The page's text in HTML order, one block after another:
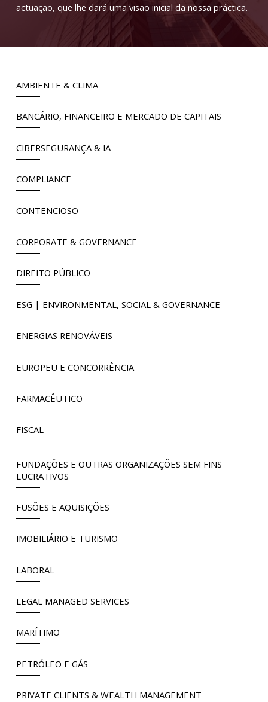
actuação, que lhe dará uma visão inicial da nossa práctica.
AMBIENTE & CLIMA
BANCÁRIO, FINANCEIRO E MERCADO DE CAPITAIS
CIBERSEGURANÇA & IA
COMPLIANCE
CONTENCIOSO
CORPORATE & GOVERNANCE
DIREITO PÚBLICO
ESG | ENVIRONMENTAL, SOCIAL & GOVERNANCE
ENERGIAS RENOVÁVEIS
EUROPEU E CONCORRÊNCIA
FARMACÊUTICO
FISCAL
FUNDAÇÕES E OUTRAS ORGANIZAÇÕES SEM FINS
LUCRATIVOS
FUSÕES E AQUISIÇÕES
IMOBILIÁRIO E TURISMO
LABORAL
LEGAL MANAGED SERVICES
MARÍTIMO
PETRÓLEO E GÁS
PRIVATE CLIENTS & WEALTH MANAGEMENT